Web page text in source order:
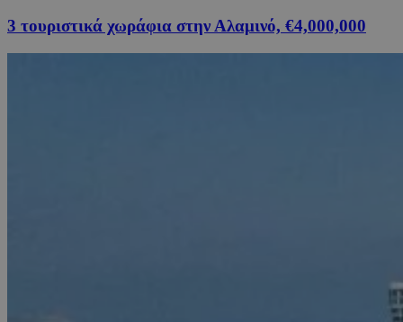
3 τουριστικά χωράφια στην Αλαμινό, €4,000,000